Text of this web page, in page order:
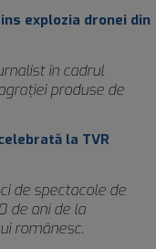
explozia dronei din
în cadrul
produse de
la TVR
de spectacole de
de ani de la
românesc.